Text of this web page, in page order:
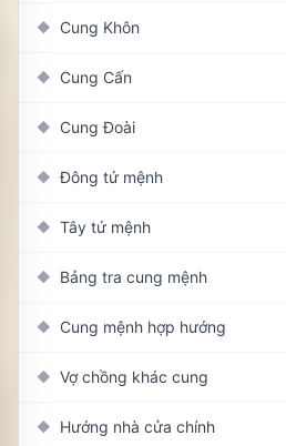
◆ Cung Khôn
◆ Cung Cấn
◆ Cung Đoài
◆ Đông tứ mệnh
◆ Tây tứ mệnh
◆ Bảng tra cung mệnh
◆ Cung mệnh hợp hướng
◆ Vợ chồng khác cung
◆ Hướng nhà cửa chính